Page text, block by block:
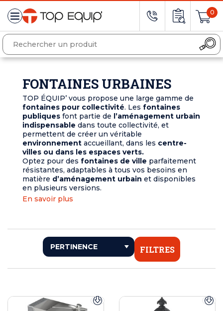
0
FONTAINES URBAINES
TOP ÉQUIP’ vous propose une large gamme de
fontaines pour collectivité. Les fontaines
publiques font partie de l’aménagement urbain
indispensable dans toute collectivité, et
permettent de créer un véritable
environnement accueillant, dans les centre-
villes ou dans les espaces verts.
Optez pour des fontaines de ville parfaitement
résistantes, adaptables à tous vos besoins en
matière d’aménagement urbain et disponibles
en plusieurs versions.
En savoir plus
FILTRES